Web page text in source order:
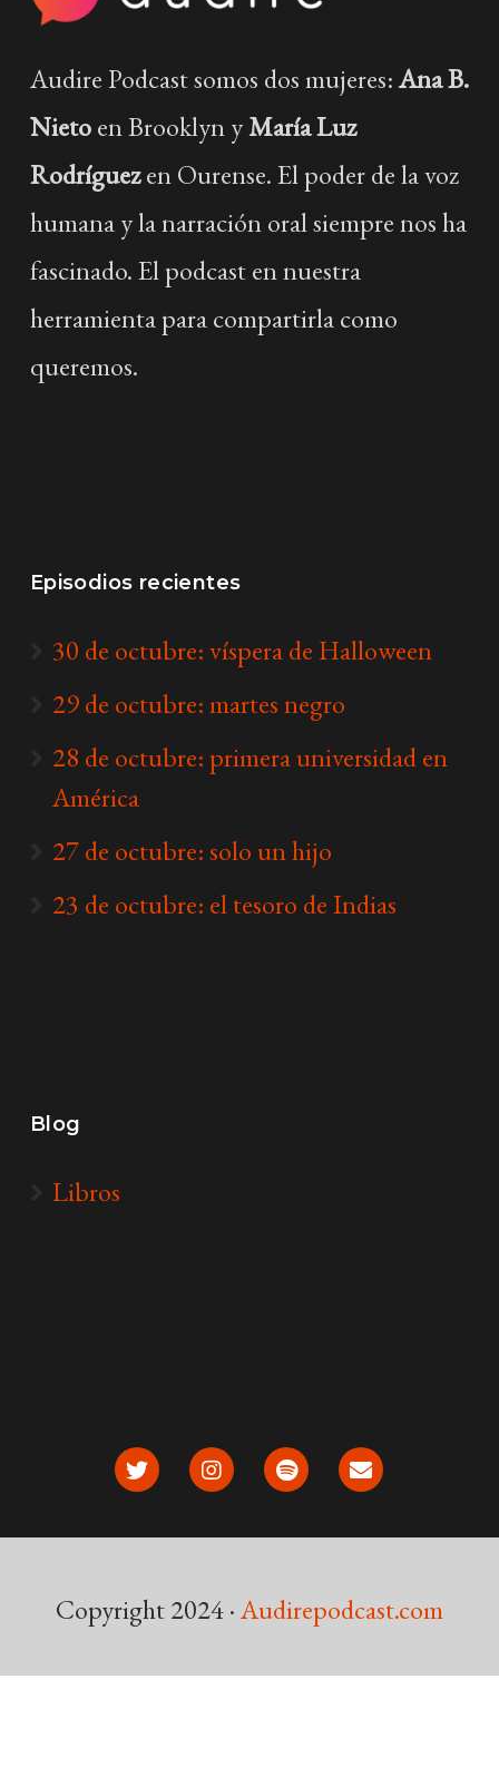
Audire Podcast somos dos mujeres:Ana B.
Nietoen Brooklyn yMaría Luz
Rodríguezen Ourense. El poder de la voz
humana y la narración oral siempre nos ha
fascinado. El podcast en nuestra
herramienta para compartirla como
queremos.
Episodios recientes
30 de octubre: víspera de Halloween
29 de octubre: martes negro
28 de octubre: primera universidad en
América
27 de octubre: solo un hijo
23 de octubre: el tesoro de Indias
Blog
Libros
Copyright 2024 ·Audirepodcast.com